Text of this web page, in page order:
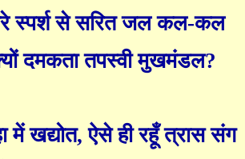
स्पर्श से सरित जल कल-कल
दमकता तपस्वी मुखमंडल?
खद्योत, ऐसे ही रहूँ त्रास संग